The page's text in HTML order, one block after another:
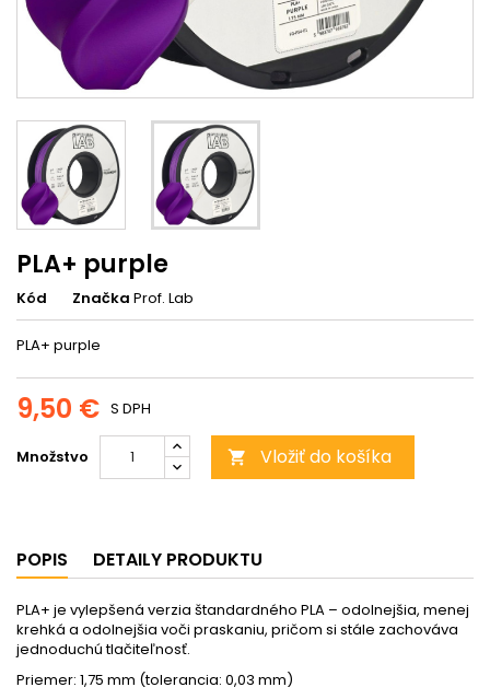
PLA+ purple
Kód Značka Prof. Lab
PLA+ purple
9,50 € S DPH
Množstvo  Vložiť do košíka
POPIS DETAILY PRODUKTU
PLA+ je vylepšená verzia štandardného PLA – odolnejšia, menej
krehká a odolnejšia voči praskaniu, pričom si stále zachováva
jednoduchú tlačiteľnosť.
Priemer: 1,75 mm (tolerancia: 0,03 mm)